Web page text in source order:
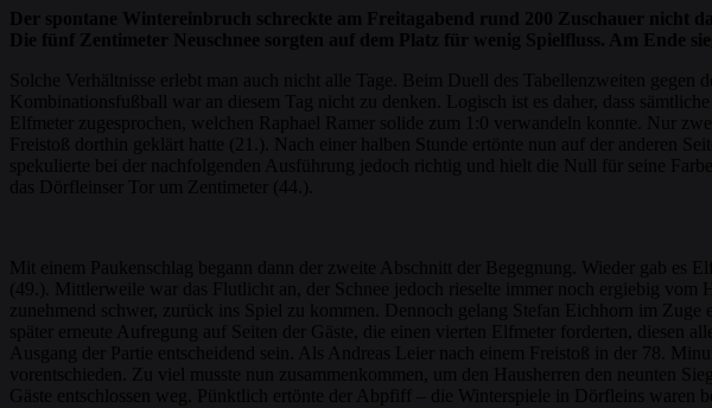
Der spontane Wintereinbruch schreckte am Freitagabend rund 200 Zuschauer nicht
Die fünf Zentimeter Neuschnee sorgten auf dem Platz für wenig Spielfluss. Am Ende
Solche Verhältnisse erlebt man auch nicht alle Tage. Beim Duell des Tabellenzweiten
Kombinationsfußball war an diesem Tag nicht zu denken. Logisch ist es daher, dass
Elfmeter zugesprochen, welchen Raphael Ramer solide zum 1:0 verwandeln konnte. Nur
Freistoß dorthin geklärt hatte (21.). Nach einer halben Stunde ertönte nun auf der anderen
spekulierte bei der nachfolgenden Ausführung jedoch richtig und hielt die Null für seine
das Dörfleinser Tor um Zentimeter (44.).
Mit einem Paukenschlag begann dann der zweite Abschnitt der Begegnung. Wieder gab es
(49.). Mittlerweile war das Flutlicht an, der Schnee jedoch rieselte immer noch ergiebig vom
zunehmend schwer, zurück ins Spiel zu kommen. Dennoch gelang Stefan Eichhorn im
später erneute Aufregung auf Seiten der Gäste, die einen vierten Elfmeter forderten, diesen
Ausgang der Partie entscheidend sein. Als Andreas Leier nach einem Freistoß in der 78.
vorentschieden. Zu viel musste nun zusammenkommen, um den Hausherren den neunten
Gäste entschlossen weg. Pünktlich ertönte der Abpfiff – die Winterspiele in Dörfleins waren